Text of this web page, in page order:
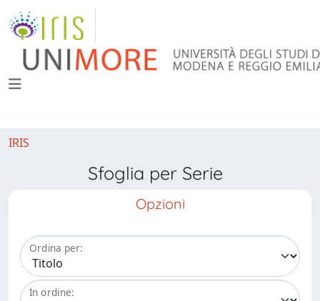
IRIS
Sfoglia per Serie
Opzioni
Ordina per:
In ordine: